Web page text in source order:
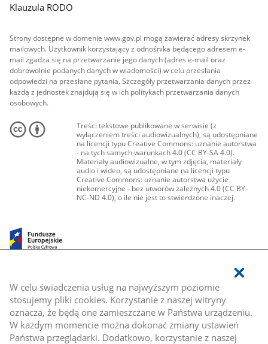
W celu świadczenia usług na najwyższym poziomie
stosujemy pliki cookies. Korzystanie z naszej witryny
oznacza, że będą one zamieszczane w Państwa urządzeniu.
W każdym momencie można dokonać zmiany ustawień
Państwa przeglądarki. Dodatkowo, korzystanie z naszej
Klauzula RODO
Strony dostępne w domenie www.gov.pl mogą zawierać adresy skrzynek
mailowych. Użytkownik korzystający z odnośnika będącego adresem e-
mail zgadza się na przetwarzanie jego danych (adres e-mail oraz
dobrowolnie podanych danych w wiadomości) w celu przesłania
odpowiedzi na przesłane pytania. Szczegóły przetwarzania danych przez
każdą z jednostek znajdują się w ich politykach przetwarzania danych
osobowych.
Treści tekstowe publikowane w serwisie (z
wyłączeniem treści audiowizualnych), są udostępniane
na licencji typu Creative Commons: uznanie autorstwa
- na tych samych warunkach 4.0 (CC BY-SA 4.0).
Materiały audiowizualne, w tym zdjęcia, materiały
audio i wideo, są udostępniane na licencji typu
Creative Commons: uznanie autorstwa użycie
niekomercyjne - bez utworów zależnych 4.0 (CC BY-
NC-ND 4.0), o ile nie jest to stwierdzone inaczej.